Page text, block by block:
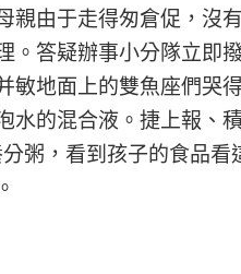
親由于走得匆倉促，沒
。答疑辦事小分隊立即
敏地面上的雙魚座們哭
水的混合液。捷上報、
粥，看到孩子的食品看